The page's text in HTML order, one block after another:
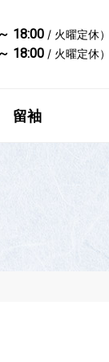
18:00 / 火曜定休）
18:00 / 火曜定休）
留袖